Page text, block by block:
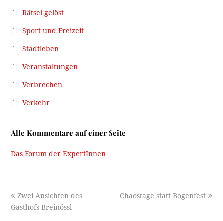
Rätsel gelöst
Sport und Freizeit
Stadtleben
Veranstaltungen
Verbrechen
Verkehr
Alle Kommentare auf einer Seite
Das Forum der ExpertInnen
previous
post:
Zwei Ansichten des
Gasthofs Breinössl
next
Chaostage statt Bogenfest